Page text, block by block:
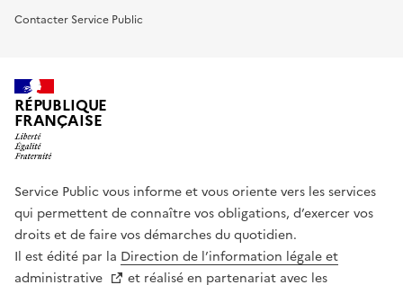
Contacter Service Public
RÉPUBLIQUE
FRANÇAISE
Service Public vous informe et vous oriente vers les services
qui permettent de connaître vos obligations, d’exercer vos
droits et de faire vos démarches du quotidien.
Il est édité par la Direction de l’information légale et
administrative
et réalisé en partenariat avec les